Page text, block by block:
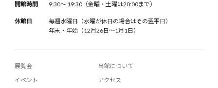
開館時間 9:30〜 19:30（金曜・土曜は20:00まで）
休館日
毎週水曜日（水曜が休日の場合はその翌平日）
年末・年始（12月26日〜1月1日）
展覧会
イベント
当館について
アクセス